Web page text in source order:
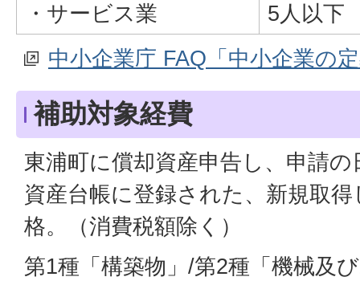
・サービス業
5人以下
中小企業庁 FAQ「中小企業の
補助対象経費
東浦町に償却資産申告し、申請
資産台帳に登録された、新規取
格。（消費税額除く）
第1種「構築物」/第2種「機械及